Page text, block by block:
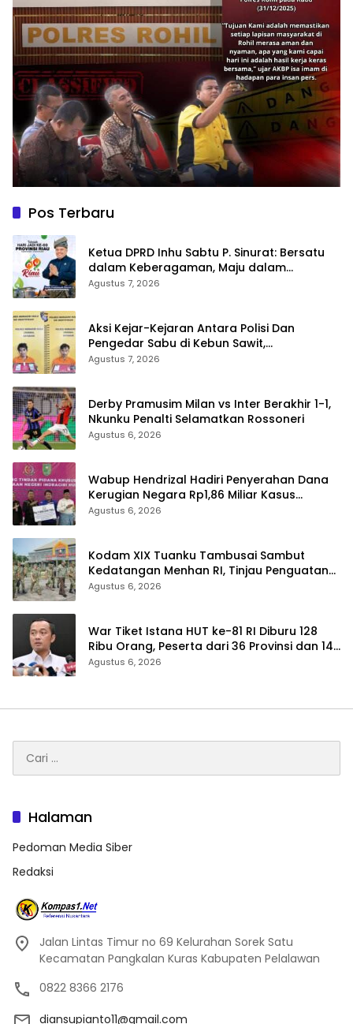
Pos Terbaru
Ketua DPRD Inhu Sabtu P. Sinurat: Bersatu
dalam Keberagaman, Maju dalam
Pembangunan di HUT ke-69 Provinsi Riau
Agustus 7, 2026
Aksi Kejar-Kejaran Antara Polisi Dan
Pengedar Sabu di Kebun Sawit,
Satresnarkoba Polres Inhu Ringkus Dua
Agustus 7, 2026
Derby Pramusim Milan vs Inter Berakhir 1-1,
Nkunku Penalti Selamatkan Rossoneri
Agustus 6, 2026
Wabup Hendrizal Hadiri Penyerahan Dana
Kerugian Negara Rp1,86 Miliar Kasus
Korupsi BPR Indra Arta
Agustus 6, 2026
Kodam XIX Tuanku Tambusai Sambut
Kedatangan Menhan RI, Tinjau Penguatan
Yonif TP di Bengkalis dan Kampar
Agustus 6, 2026
War Tiket Istana HUT ke-81 RI Diburu 128
Ribu Orang, Peserta dari 36 Provinsi dan 14
Negara
Agustus 6, 2026
untuk:
Halaman
Pedoman Media Siber
Redaksi
Jalan Lintas Timur no 69 Kelurahan Sorek Satu
Kecamatan Pangkalan Kuras Kabupaten Pelalawan
0822 8366 2176
diansupianto11@gmail.com